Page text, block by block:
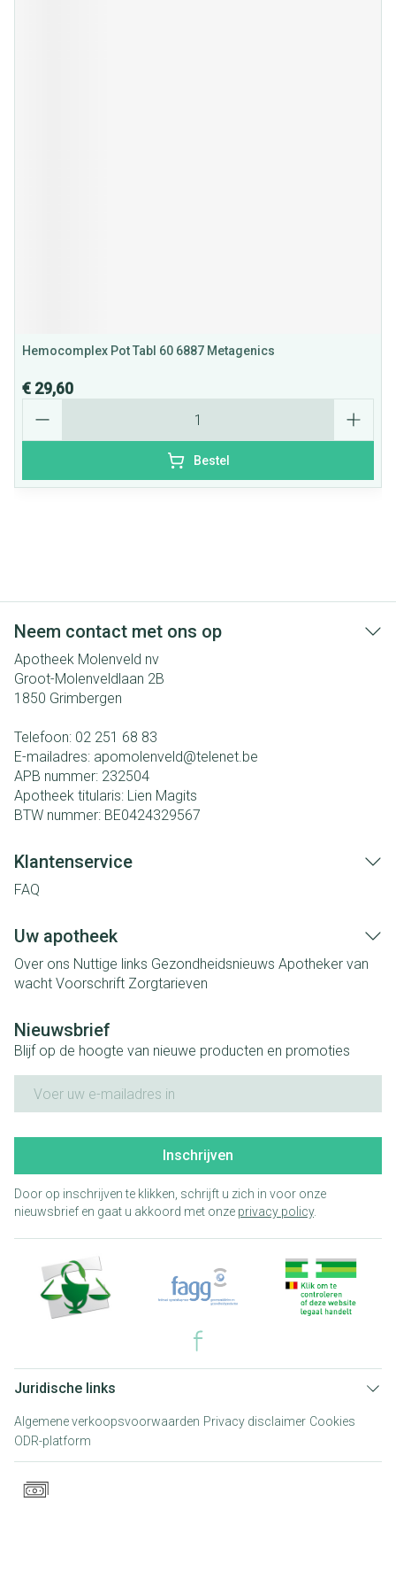
Hemocomplex Pot Tabl 60 6887 Metagenics
€ 29,60
Bestel
Neem contact met ons op
Apotheek Molenveld nv
Groot-Molenveldlaan 2B
1850 Grimbergen
Telefoon: 02 251 68 83
E-mailadres: apomolenveld@telenet.be
APB nummer: 232504
Apotheek titularis: Lien Magits
BTW nummer: BE0424329567
Klantenservice
FAQ
Uw apotheek
Over ons Nuttige links Gezondheidsnieuws Apotheker van
wacht Voorschrift Zorgtarieven
Nieuwsbrief
Blijf op de hoogte van nieuwe producten en promoties
Inschrijven
Door op inschrijven te klikken, schrijft u zich in voor onze
nieuwsbrief en gaat u akkoord met onze privacy policy.
Juridische links
Algemene verkoopsvoorwaarden Privacy disclaimer Cookies
ODR-platform